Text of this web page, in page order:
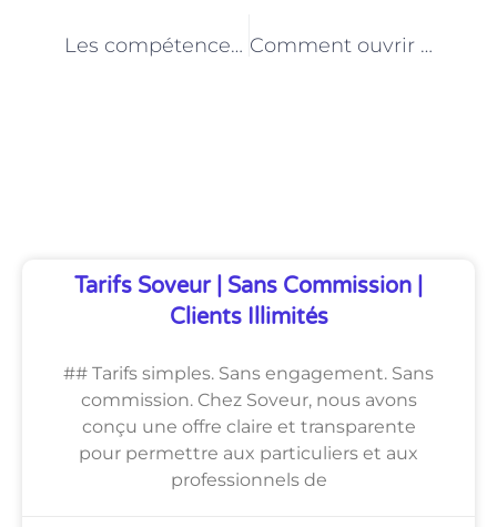
Les compétences clés pour réussir en tant que serrurier Comment ouvrir une serrure sans clé : techniques et précautions
Tarifs Soveur | Sans Commission |
Clients Illimités
## Tarifs simples. Sans engagement. Sans
commission. Chez Soveur, nous avons
conçu une offre claire et transparente
pour permettre aux particuliers et aux
professionnels de